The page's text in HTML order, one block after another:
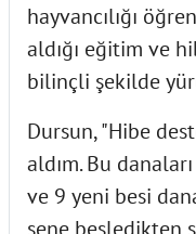
hayvancılığı
aldığı eğitim ve
bilinçli şekilde
Dursun, "Hibe
aldım. Bu
ve 9 yeni besi
sene besledikten